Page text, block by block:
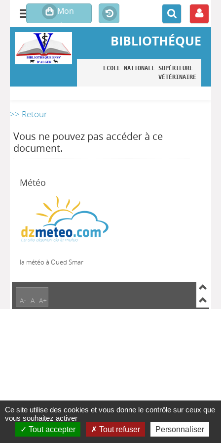
BIBLIOTHÉQUE
ECOLE NATIONALE SUPÉRIEURE
VÉTÉRINAIRE
>> Retour
Vous ne pouvez pas accéder à ce
document.
Météo
la météo à Oued Smar
A- A A+
Ce site utilise des cookies et vous donne le contrôle sur ceux que
vous souhaitez activer
Tout accepter
Tout refuser Personnaliser